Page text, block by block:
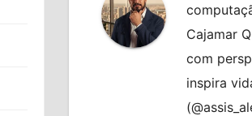
Cajamar
com
inspira